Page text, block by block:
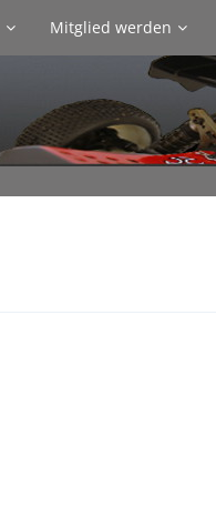
Mitglied werden